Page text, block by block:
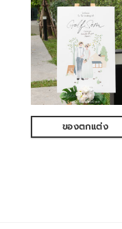
ของตกแต่ง